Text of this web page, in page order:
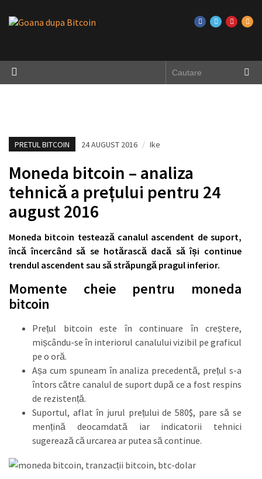
PRETUL BITCOIN 24 AUGUST 2016 / Ike
Moneda bitcoin – analiza
tehnică a prețului pentru 24
august 2016
Moneda bitcoin testează canalul ascendent de suport,
încă încercând să se hotărască dacă să își continue
trendul ascendent sau să străpungă pragul inferior.
Momente cheie pentru moneda
bitcoin
Prețul bitcoin este în continuare în creștere,
mișcându-se în interiorul canalului vizibil pe graficul
pe o oră.
Așa cum spuneam în analiza precedentă, prețul s-a
întors către canalul de suport după ce a fost respins
de rezistență.
Suportul, aflat în jurul prețului de 580$, pare să se
mențină deocamdată iar indicatorii tehnici
sugerează că urcarea ar putea să continue.